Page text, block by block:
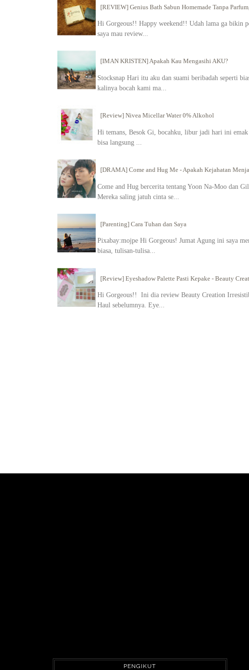
[REVIEW] Genius Bath Sabun Homemade Tanpa
Hi Gorgeous!! Happy weekend!! Udah lama ga bikin
saya mau review...
[IMAN KRISTEN] Apakah Kau Mengasihi AKU?
Stocksnap Hari itu aku dan suami beribadah seperti
kalinya bocah kami ma...
[Review] Nivea Micellar Water 0% Alkohol
Hi temans, Besok Gi, bocahku, libur jadi hari ini
bisa langsung ...
[DRAMA] Come and Hug Me - Apakah Kejahatan
Come and Hug bercerita tentang Yoon Na-Moo dan
Mereka saling jatuh cinta se...
[Parenting] Cara Tuhan dan Saya
Pixabay:mojpe Hi Gorgeous! Jumat Agung ini saya
biasa, tulisan-tulisa...
[Review] Eyeshadow Palette Pasti Kepake - Beauty
Hi Gorgeous!! Ini dia review Beauty Creation
Haul sebelumnya. Eye...
PENGIKUT